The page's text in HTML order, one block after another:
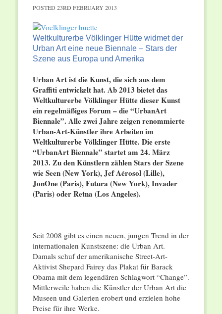
POSTED 23RD FEBRUARY 2013
Weltkulturerbe Völklinger Hütte widmet der
Urban Art eine neue Biennale – Stars der
Szene aus Europa und Amerika
Urban Art ist die Kunst, die sich aus dem
Graffiti entwickelt hat. Ab 2013 bietet das
Weltkulturerbe Völklinger Hütte dieser Kunst
ein regelmäßiges Forum – die “UrbanArt
Biennale”. Alle zwei Jahre zeigen renommierte
Urban-Art-Künstler ihre Arbeiten im
Weltkulturerbe Völklinger Hütte. Die erste
“UrbanArt Biennale” startet am 24. März
2013. Zu den Künstlern zählen Stars der Szene
wie Seen (New York), Jef Aérosol (Lille),
JonOne (Paris), Futura (New York), Invader
(Paris) oder Retna (Los Angeles).
Seit 2008 gibt es einen neuen, jungen Trend in der
internationalen Kunstszene: die Urban Art.
Damals schuf der amerikanische Street-Art-
Aktivist Shepard Fairey das Plakat für Barack
Obama mit dem legendären Schlagwort “Change”.
Mittlerweile haben die Künstler der Urban Art die
Museen und Galerien erobert und erzielen hohe
Preise für ihre Werke.